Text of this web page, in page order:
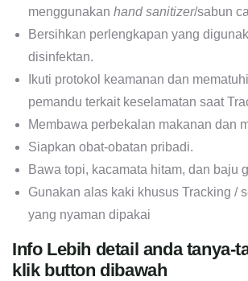
menggunakan hand sanitizer/sabun
Bersihkan perlengkapan yang
disinfektan.
Ikuti protokol keamanan dan
pemandu terkait keselamatan saat
Membawa perbekalan makanan dan
Siapkan obat-obatan pribadi.
Bawa topi, kacamata hitam, dan baju
Gunakan alas kaki khusus Tracking /
yang nyaman dipakai
Info Lebih detail anda tanya-
klik button dibawah